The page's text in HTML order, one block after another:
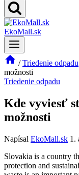
EkoMall.sk
/ Triedenie odpadu
možnosti
Triedenie odpadu
Kde vyviesť
možnosti
Napísal EkoMall.sk 1.
Slovakia is a country
protection and